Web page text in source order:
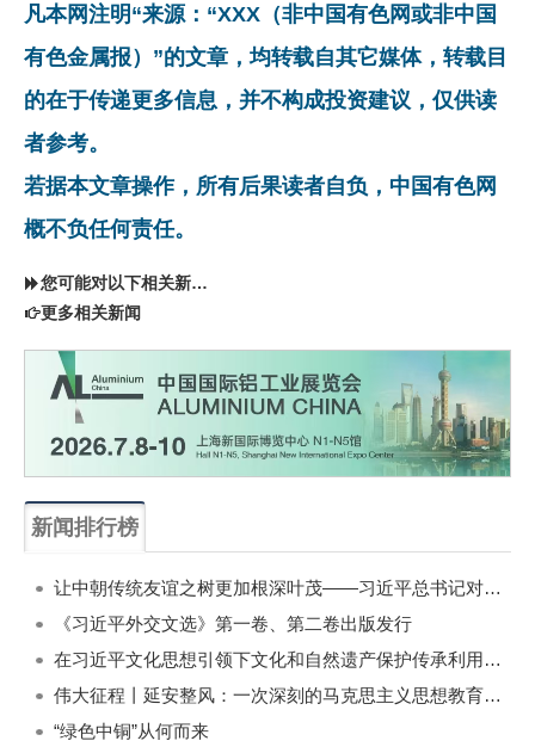
凡本网注明“来源：“XXX（非中国有色网或非中国
有色金属报）”的文章，均转载自其它媒体，转载目
的在于传递更多信息，并不构成投资建议，仅供读
者参考。
若据本文章操作，所有后果读者自负，中国有色网
概不负任何责任。
您可能对以下相关新闻同样感兴趣
更多相关新闻
新闻排行榜
让中朝传统友谊之树更加根深叶茂——习近平总书记对朝鲜进行国事访问纪实
《习近平外交文选》第一卷、第二卷出版发行
在习近平文化思想引领下文化和自然遗产保护传承利用工作开创新局面
伟大征程丨延安整风：一次深刻的马克思主义思想教育运动
“绿色中铜”从何而来